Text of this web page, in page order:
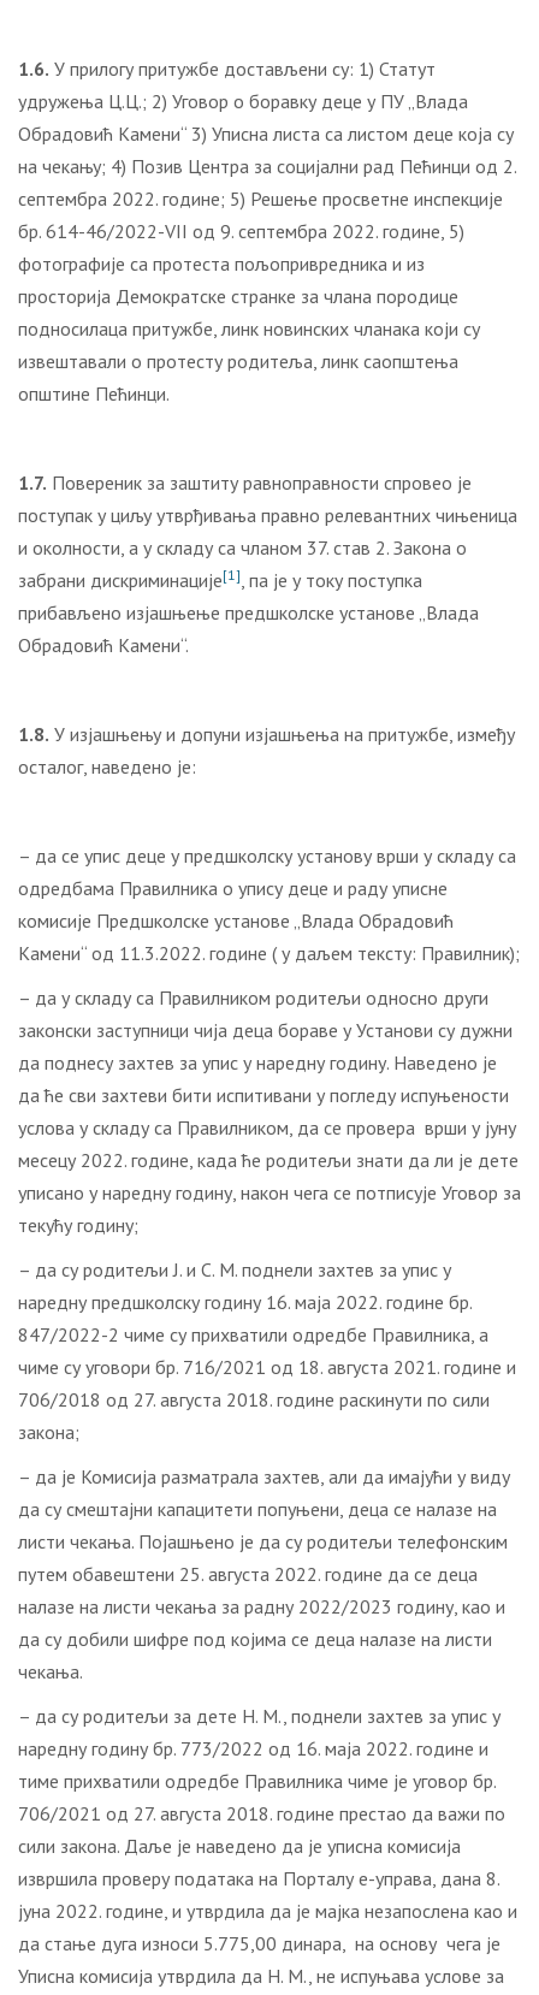
1.6. У прилогу притужбе достављени су: 1) Статут
удружења Ц.Ц.; 2) Уговор о боравку деце у ПУ „Влада
Обрадовић Камени“ 3) Уписна листа са листом деце која су
на чекању; 4) Позив Центра за социјални рад Пећинци од 2.
септембра 2022. године; 5) Решење просветне инспекције
бр. 614-46/2022-VII од 9. септембра 2022. године, 5)
фотографије са протеста пољопривредника и из
просторија Демократске странке за члана породице
подносилаца притужбе, линк новинских чланака који су
извештавали о протесту родитеља, линк саопштења
општине Пећинци.
1.7. Повереник за заштиту равноправности спровео је
поступак у циљу утврђивања правно релевантних чињеница
и околности, a у складу са чланом 37. став 2. Закона о
забрани дискриминације[1], па је у току поступка
прибављено изјашњење предшколске установе „Влада
Обрадовић Камени“.
1.8. У изјашњењу и допуни изјашњења на притужбе, између
осталог, наведено је:
– да се упис деце у предшколску установу врши у складу са
одредбама Правилника о упису деце и раду уписне
комисије Предшколске установе „Влада Обрадовић
Камени“ од 11.3.2022. године ( у даљем тексту: Правилник);
– да у складу са Правилником родитељи односно други
законски заступници чија деца бораве у Установи су дужни
да поднесу захтев за упис у наредну годину. Наведено је
да ће сви захтеви бити испитивани у погледу испуњености
услова у складу са Правилником, да се провера врши у јуну
месецу 2022. године, када ће родитељи знати да ли је дете
уписано у наредну годину, након чега се потписује Уговор за
текућу годину;
– да су родитељи Ј. и С. М. поднели захтев за упис у
наредну предшколску годину 16. маја 2022. године бр.
847/2022-2 чиме су прихватили одредбе Правилника, а
чиме су уговори бр. 716/2021 од 18. августа 2021. године и
706/2018 од 27. августа 2018. године раскинути по сили
закона;
– да је Комисија разматрала захтев, али да имајући у виду
да су смештајни капацитети попуњени, деца се налазе на
листи чекања. Појашњено је да су родитељи телефонским
путем обавештени 25. августа 2022. године да се деца
налазе на листи чекања за радну 2022/2023 годину, као и
да су добили шифре под којима се деца налазе на листи
чекања.
– да су родитељи за дете Н. М., поднели захтев за упис у
наредну годину бр. 773/2022 од 16. маја 2022. године и
тиме прихватили одредбе Правилника чиме је уговор бр.
706/2021 од 27. августа 2018. године престао да важи по
сили закона. Даље је наведено да је уписна комисија
извршила проверу података на Порталу е-управа, дана 8.
јуна 2022. године, и утврдила да је мајка незапослена као и
да стање дуга износи 5.775,00 динара, на основу чега је
Уписна комисија утврдила да Н. М., не испуњава услове за